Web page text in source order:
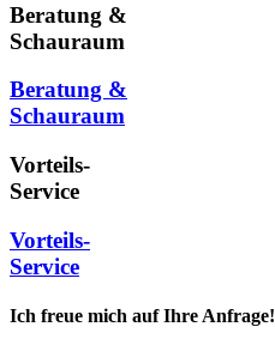
Beratung &
Schauraum
Beratung &
Schauraum
Vorteils-
Service
Vorteils-
Service
Ich freue mich auf Ihre Anfrage!